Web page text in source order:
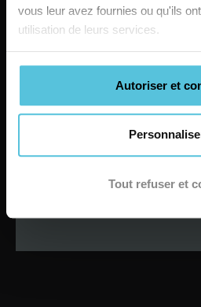
vous leur avez fournies ou qu'ils
utilisation de leurs services.
Autoriser et
Tout refuser et
Reprendre les bases tout
Du 29 juin au 28 août
par jour sur une
En centreouen ligne
Matières principales
Je cherche un stage